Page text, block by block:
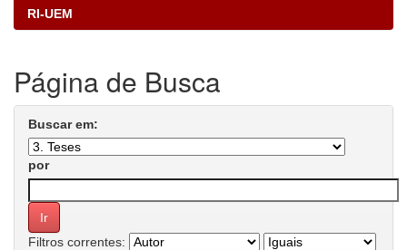
RI-UEM
Página de Busca
Buscar em:
por
Filtros correntes: